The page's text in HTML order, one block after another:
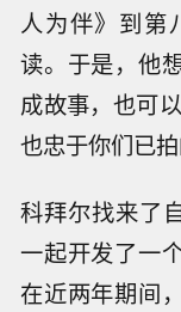
人为伴》到第
读。于是，他
成故事，也可
也忠于你们已拍
科拜尔找来了
一起开发了一
在近两年期间